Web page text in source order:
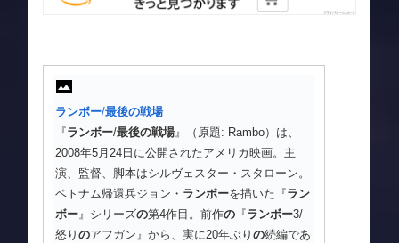
ランボー/最後の戦場
『ランボー/最後の戦場』（原題: Rambo）は、
2008年5月24日に公開されたアメリカ映画。主
演、監督、脚本はシルヴェスター・スタローン。
ベトナム帰還兵ジョン・ ランボーを描いた『ラン
ボー』シリーズの第4作目。前作の 『ランボー3/
怒り のアフガン』から、実に20年ぶり の続編であ